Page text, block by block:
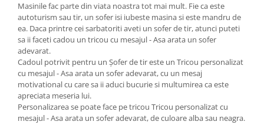
Masinile fac parte din viata noastra tot mai mult. Fie ca este
autoturism sau tir, un sofer isi iubeste masina si este mandru de
ea. Daca printre cei sarbatoriti aveti un sofer de tir, atunci puteti
sa ii faceti cadou un tricou cu mesajul - Asa arata un sofer
adevarat.
Cadoul potrivit pentru un Şofer de tir este un Tricou personalizat
cu mesajul - Asa arata un sofer adevarat, cu un mesaj
motivational cu care sa ii aduci bucurie si multumirea ca este
apreciata meseria lui.
Personalizarea se poate face pe tricou Tricou personalizat cu
mesajul - Asa arata un sofer adevarat, de culoare alba sau neagra.